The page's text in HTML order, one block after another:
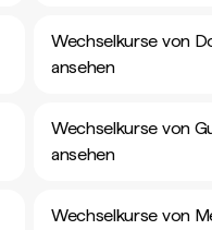
Wechselkurse von
ansehen
Wechselkurse von
ansehen
Wechselkurse von